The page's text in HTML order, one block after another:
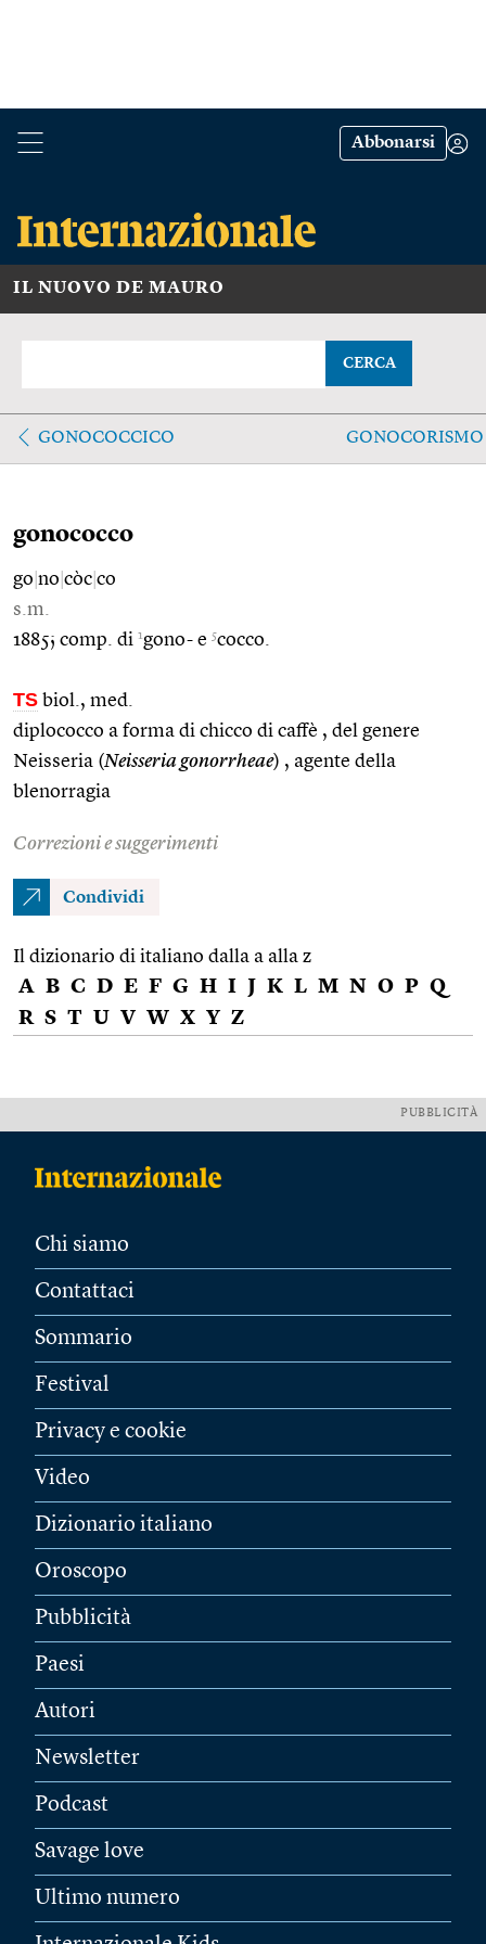
Abbonarsi
IL NUOVO DE MAURO
CERCA
GONOCOCCICO GONOCORISMO
gonococco
go no còc co
s.m.
1885; comp. di 1gono- e 5cocco.
TS biol., med.
diplococco a forma di chicco di caffè , del genere
Neisseria (Neisseria gonorrheae) , agente della
blenorragia
Correzioni e suggerimenti
Condividi
Il dizionario di italiano dalla a alla z
A B C D E F G H I J K L M N O P Q
R S T U V W X Y Z
PUBBLICITÀ
Chi siamo
Contattaci
Sommario
Festival
Privacy e cookie
Video
Dizionario italiano
Oroscopo
Pubblicità
Paesi
Autori
Newsletter
Podcast
Savage love
Ultimo numero